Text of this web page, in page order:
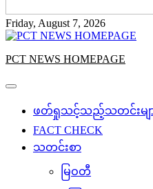
Friday, August 7, 2026
PCT NEWS HOMEPAGE
ဖတ်ရှုသင့်သည့်သတင်းမျာ
FACT CHECK
သတင်းစာ
မြဝတီ